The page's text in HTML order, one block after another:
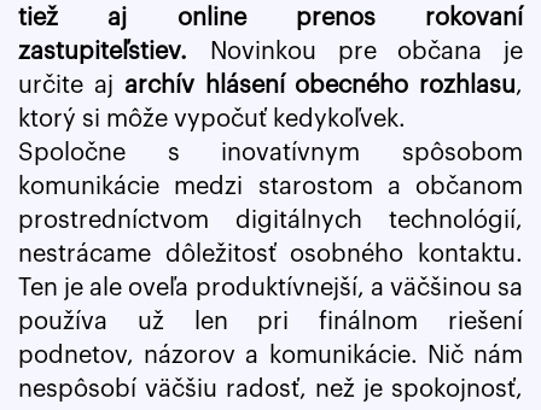
tiež aj online prenos rokovaní
zastupiteľstiev. Novinkou pre občana je
určite ajarchív hlásení obecného rozhlasu,
ktorý si môže vypočuť kedykoľvek.
Spoločne s inovatívnym spôsobom
komunikácie medzi starostom a občanom
prostredníctvom digitálnych technológií,
nestrácame dôležitosť osobného kontaktu.
Ten je ale oveľa produktívnejší, a väčšinou sa
používa už len pri finálnom riešení
podnetov, názorov a komunikácie. Nič nám
nespôsobí väčšiu radosť, než je spokojnosť,